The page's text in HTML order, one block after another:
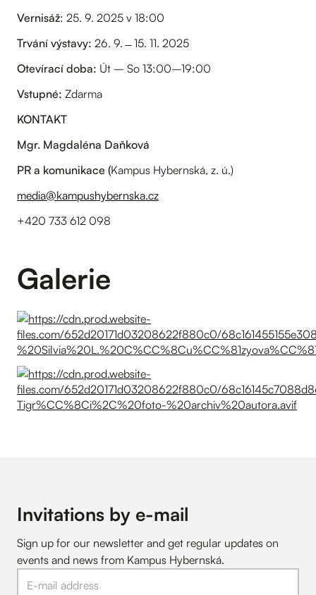
Vernisáž: 25. 9. 2025 v 18:00
Trvání výstavy: 26. 9. ̶ 15. 11. 2025
Otevírací doba: Út – So 13:00–19:00
Vstupné: Zdarma
KONTAKT
Mgr. Magdaléna Daňková
PR a komunikace (Kampus Hybernská, z. ú.)
media@kampushybernska.cz
+420 733 612 098
Galerie
Invitations by e-mail
Sign up for our newsletter and get regular updates on
events and news from Kampus Hybernská.